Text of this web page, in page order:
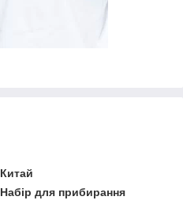
Китай
Набір для прибирання